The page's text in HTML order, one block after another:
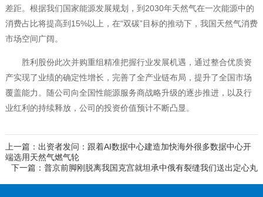
差距。根据我们国家能源发展规划，到2030年天然气在一次能源中的
消费占比将提高到15%以上，在“双碳”目标的推动下，我国天然气消费
市场空间广阔。
胜利股份此次并购重组精准把握行业发展机遇，通过整合优质资
产实现了业绩的确定性增长，完善了全产业链布局，提升了全国市场
覆盖能力。随公司向全国性能源服务商战略升级的逐步推进，以及行
业红利的持续释放，公司的投资价值预计不断凸显。
上一篇：出资者发问：跟着AI数据中心建造加快海外很多数据中心开
端选用天然气燃气轮
下一篇：普京前脚刚脱离我国克宫就坦承中俄有裂缝我们送出定心丸